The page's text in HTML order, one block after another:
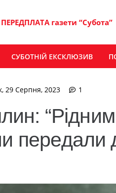
ПЕРЕДПЛАТА газети “Субота”
СУБОТНІЙ ЕКСКЛЮЗИВ
29 Серпня, 2023 1